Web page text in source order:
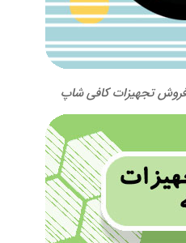
فروش تجهیزات کافی شاپ